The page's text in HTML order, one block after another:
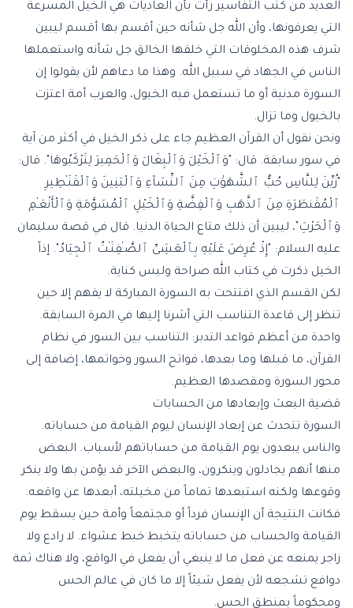
العديد من كتب التفاسير رأت بأن العاديات هي الخيل المسرعة
التي يعرفونها، وأن الله جل شأنه حين أقسم بها أقسم ليبين
شرف هذه المخلوقات التي خلقها الخالق جل شأنه واستعملها
الناس في الجهاد في سبيل الله. وهذا ما دعاهم لأن يقولوا إن
السورة مدنية أو ما تستعمل فيه الخيول، والعرب أمة اعتزت
بالخيول وما تزال.
ونحن نقول أن القرآن العظيم جاء على ذكر الخيل في أكثر من آية
في سور سابقة. قال: "وَٱلْخَيْلَ وَٱلْبِغَالَ وَٱلْحَمِيرَ لِتَرْكَبُوهَا". قال:
"زُيِّنَ لِلنَّاسِ حُبُّ ٱلشَّهَوَٰتِ مِنَ ٱلنِّسَآءِ وَٱلْبَنِينَ وَٱلْقَنَـٰطِيرِ
ٱلْمُقَنطَرَةِ مِنَ ٱلذَّهَبِ وَٱلْفِضَّةِ وَٱلْخَيْلِ ٱلْمُسَوَّمَةِ وَٱلْأَنْعَـٰمِ
وَٱلْحَرْثِ"، ليبين أن ذلك متاع الحياة الدنيا. قال في قصة سليمان
عليه السلام: "إِذْ عُرِضَ عَلَيْهِ بِٱلْعَشِىِّ ٱلصَّـٰفِنَـٰتُ ٱلْجِيَادُ". إذاً
الخيل ذكرت في كتاب الله صراحة وليس كناية.
لكن القسم الذي افتتحت به السورة المباركة لا يفهم إلا حين
تنظر إلى قاعدة التناسب التي أشرنا إليها في المرة السابقة.
واحدة من أعظم قواعد التدبر: التناسب بين السورفي نظام
القرآن، ما قبلها وما بعدها، فواتح السور وخواتمها، إضافة إلى
محور السورة ومقصدها العظيم.
قضية البعث وإبعادها من الحسابات
السورة تتحدث عن إبعاد الإنسان ليوم القيامة من حساباته.
والناس يبعدون يوم القيامة من حساباتهم لأسباب. البعض
منها أنهم يجادلون وينكرون، والبعض الآخر قد يؤمن بها ولا ينكر
وقوعها ولكنه استبعدها تماماً من مخيلته، أبعدها عن واقعه.
فكانت النتيجة أن الإنسان فرداً أو مجتمعاً وأمة حين يسقط يوم
القيامة والحساب من حساباته يتخبط خبط عشواء. لا رادع ولا
زاجر يمنعه عن فعل ما لا ينبغي أن يفعل في الواقع، ولا هناك ثمة
دوافع تشجعه لأن يفعل شيئاً إلا ما كان في عالم الحس
ومحكوماً بمنطق الحس.